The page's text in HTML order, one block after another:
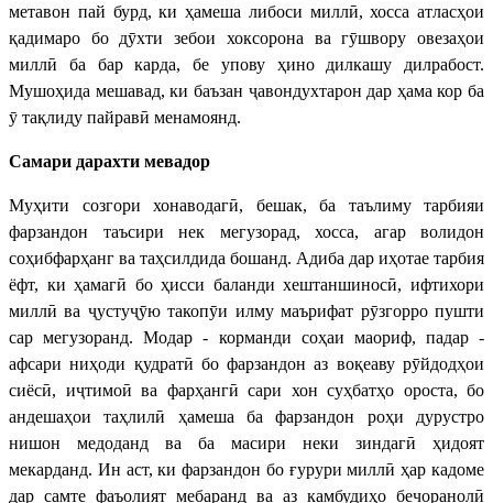
метавон пай бурд, ки ҳамеша либоси миллӣ, хосса атласҳои
қадимаро бо дӯхти зебои хоксорона ва гӯшвору овезаҳои
миллӣ ба бар карда, бе упову ҳино дилкашу дилрабост.
Мушоҳида мешавад, ки баъзан ҷавондухтарон дар ҳама кор ба
ӯ тақлиду пайравӣ менамоянд.
Самари дарахти мевадор
Муҳити созгори хонаводагӣ, бешак, ба таълиму тарбияи
фарзандон таъсири нек мегузорад, хосса, агар волидон
соҳибфарҳанг ва таҳсилдида бошанд. Адиба дар иҳотае тарбия
ёфт, ки ҳамагӣ бо ҳисси баланди хештаншиносӣ, ифтихори
миллӣ ва ҷустуҷӯю такопӯи илму маърифат рӯзгорро пушти
сар мегузоранд. Модар - корманди соҳаи маориф, падар -
афсари ниҳоди қудратӣ бо фарзандон аз воқеаву рӯйдодҳои
сиёсӣ, иҷтимоӣ ва фарҳангӣ сари хон суҳбатҳо ороста, бо
андешаҳои таҳлилӣ ҳамеша ба фарзандон роҳи дурустро
нишон медоданд ва ба масири неки зиндагӣ ҳидоят
мекарданд. Ин аст, ки фарзандон бо ғурури миллӣ ҳар кадоме
дар самте фаъолият мебаранд ва аз камбудиҳо бечоранолӣ